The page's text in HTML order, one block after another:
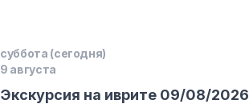
суббота (сегодня)
9 августа
Экскурсия на иврите 09/08/2026